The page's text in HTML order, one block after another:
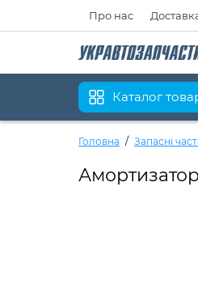
Про нас
Каталог
Головна Запасні
Амортизатор